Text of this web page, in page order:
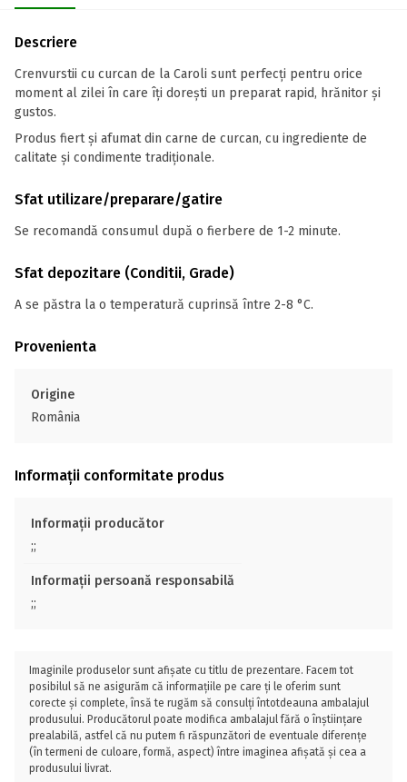
Descriere
Crenvurstii cu curcan de la Caroli sunt perfecți pentru orice
moment al zilei în care îți dorești un preparat rapid, hrănitor și
gustos.
Produs fiert și afumat din carne de curcan, cu ingrediente de
calitate și condimente tradiționale.
Sfat utilizare/preparare/gatire
Se recomandă consumul după o fierbere de 1-2 minute.
Sfat depozitare (Conditii, Grade)
A se păstra la o temperatură cuprinsă între 2-8 °C.
Provenienta
Origine
România
Informații conformitate produs
Informații producător
;;
Informații persoană responsabilă
;;
Imaginile produselor sunt afișate cu titlu de prezentare. Facem tot
posibilul să ne asigurăm că informațiile pe care ți le oferim sunt
corecte și complete, însă te rugăm să consulți întotdeauna ambalajul
produsului. Producătorul poate modifica ambalajul fără o înștiințare
prealabilă, astfel că nu putem fi răspunzători de eventuale diferențe
(în termeni de culoare, formă, aspect) între imaginea afișată și cea a
produsului livrat.